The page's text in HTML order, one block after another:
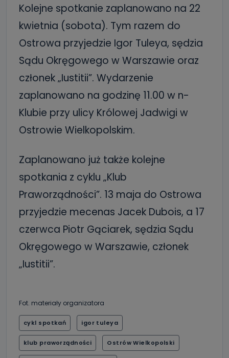
Kolejne spotkanie zaplanowano na 22
kwietnia (sobota). Tym razem do
Ostrowa przyjedzie Igor Tuleya, sędzia
Sądu Okręgowego w Warszawie oraz
członek „Iustitii”. Wydarzenie
zaplanowano na godzinę 11.00 w n-
Klubie przy ulicy Królowej Jadwigi w
Ostrowie Wielkopolskim.
Zaplanowano już także kolejne
spotkania z cyklu „Klub
Praworządności”. 13 maja do Ostrowa
przyjedzie mecenas Jacek Dubois, a 17
czerwca Piotr Gąciarek, sędzia Sądu
Okręgowego w Warszawie, członek
„Iustitii”.
Fot. materiały organizatora
cykl spotkań igor tuleya
klub praworządności Ostrów Wielkopolski